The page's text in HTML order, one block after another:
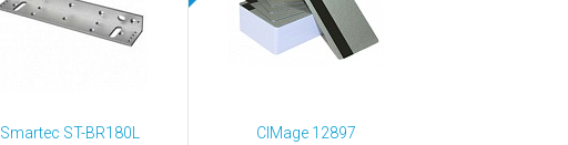
Smartec ST-BR180L
CIMage 12897